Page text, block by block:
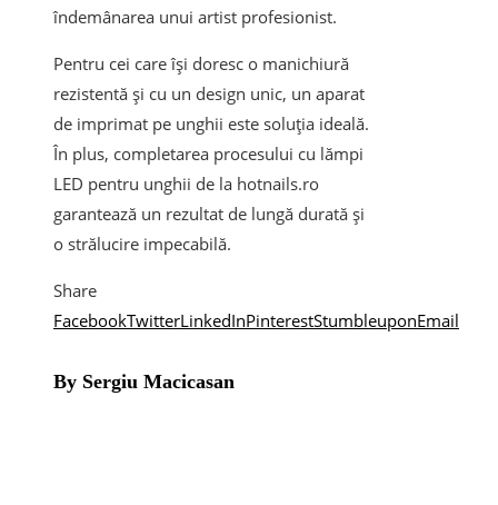
îndemânarea unui artist profesionist.
Pentru cei care își doresc o manichiură
rezistentă și cu un design unic, un aparat
de imprimat pe unghii este soluția ideală.
În plus, completarea procesului cu lămpi
LED pentru unghii de la hotnails.ro
garantează un rezultat de lungă durată și
o strălucire impecabilă.
Share
FacebookTwitterLinkedInPinterestStumbleuponEmail
By Sergiu Macicasan